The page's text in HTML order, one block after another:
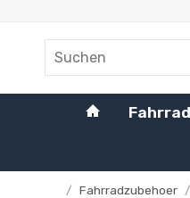
/ Fahrradzubehoer /